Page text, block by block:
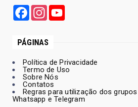
FacebookInstagram
PÁGINAS
Política de Privacidade
Termo de Uso
Sobre Nós
Contatos
Regras para utilização dos
Whatsapp e Telegram